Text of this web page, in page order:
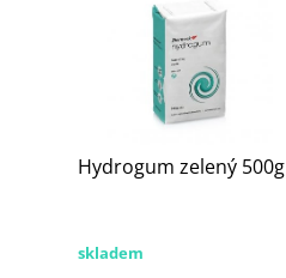
Hydrogum zelený 500g
skladem